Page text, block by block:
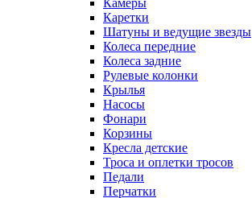
Камеры
Каретки
Шатуны и ведущие звезды
Колеса передние
Колеса задние
Рулевые колонки
Крылья
Насосы
Фонари
Корзины
Кресла детские
Троса и оплетки тросов
Педали
Перчатки